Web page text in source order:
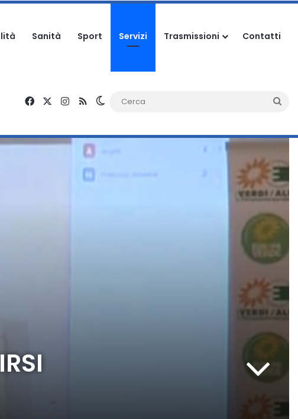
Sanità Sport Servizi Trasmissioni Contatti
FacebookInstagram
RSS Cambia aspetto